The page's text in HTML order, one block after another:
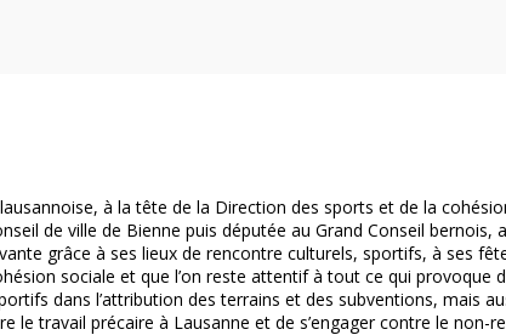
à la tête de la Direction des sports et de la
de ville de Bienne puis députée au Grand Conseil bernois,
grâce à ses lieux de rencontre culturels, sportifs, à ses
sociale et que l’on reste attentif à tout ce qui provoque
dans l’attribution des terrains et des subventions, mais
travail précaire à Lausanne et de s’engager contre le non-